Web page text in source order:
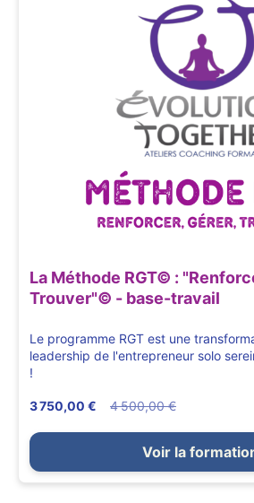
La Méthode RGT© :
Trouver"© - base-travail
Le programme RGT est une
leadership de l'entrepreneur solo
!
3 750,00 € 4 500,00 €
Voir la